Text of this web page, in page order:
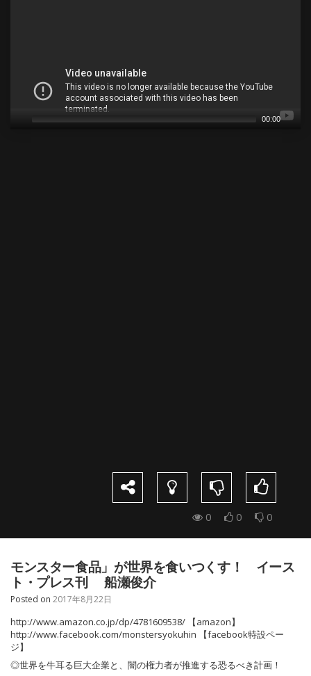
00:00
0 0 0
モンスター食品」が世界を食いつくす！ イース
ト・プレス刊 船瀬俊介
Posted on 2017年8月22日
http://www.amazon.co.jp/dp/4781609538/ 【amazon】
http://www.facebook.com/monstersyokuhin 【facebook特設ペー
ジ】
◎世界を牛耳る巨大企業と、闇の権力者が推進する恐るべき計画！